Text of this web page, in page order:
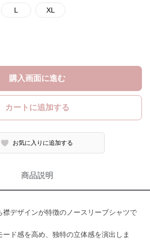
L XL
購入画面に進む
カートに追加する
お気に入りに追加する
商品説明
襟デザインが特徴のノースリーブシャツで
ド感を高め、独特の立体感を演出しま